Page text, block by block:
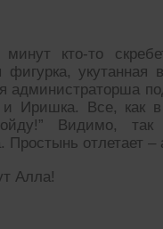
кто-то
фигурка,
администраторша
Иришка. Все, как
Видимо, так
отлетает –
Алла!